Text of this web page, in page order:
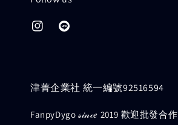
津菁企業社 統一編號92516594
FanpyDygo 𝓈𝒾𝓃𝒸𝑒 2019 歡迎批發合作